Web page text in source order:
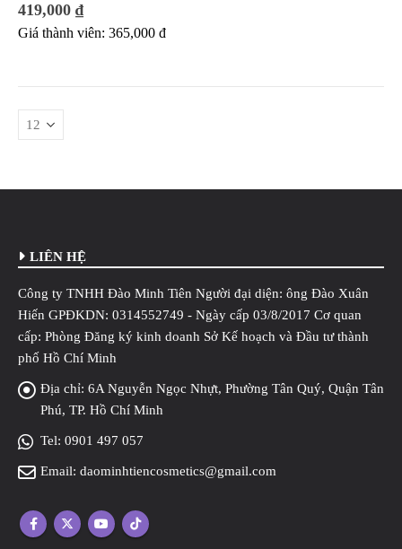
419,000 ₫
Giá thành viên: 365,000 đ
LIÊN HỆ
Công ty TNHH Đào Minh Tiên Người đại diện: ông Đào Xuân
Hiến GPĐKDN: 0314552749 - Ngày cấp 03/8/2017 Cơ quan
cấp: Phòng Đăng ký kinh doanh Sở Kế hoạch và Đầu tư thành
phố Hồ Chí Minh
Địa chỉ: 6A Nguyễn Ngọc Nhựt, Phường Tân Quý, Quận Tân
Phú, TP. Hồ Chí Minh
Tel: 0901 497 057
Email: daominhtiencosmetics@gmail.com